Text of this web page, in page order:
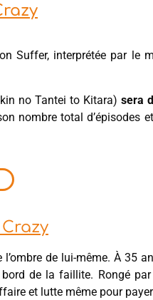
Suffer, interprétée par le
no Tantei to Kitara) sera
nombre total d’épisodes
de lui-même. À 35
de la faillite. Rongé
et lutte même pour